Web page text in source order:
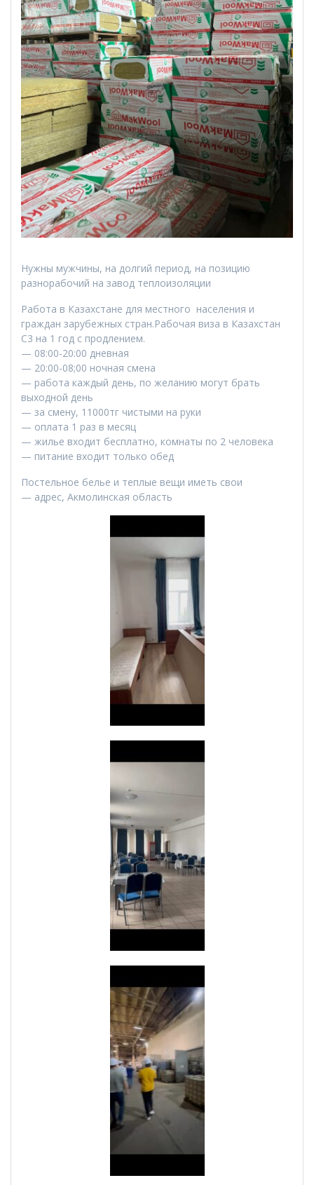
Нужны мужчины, на долгий период, на позицию
разнорабочий на завод теплоизоляции
Работа в Казахстане для местного населения и
граждан зарубежных стран.Рабочая виза в Казахстан
С3 на 1 год с продлением.
— 08:00-20:00 дневная
— ⁠20:00-08;00 ночная смена
— ⁠работа каждый день, по желанию могут брать
выходной день
— ⁠за смену, 11000тг чистыми на руки
— ⁠оплата 1 раз в месяц
— ⁠жилье входит бесплатно, комнаты по 2 человека
— ⁠питание входит только обед
Постельное белье и теплые вещи иметь свои
— ⁠адрес, Акмолинская область